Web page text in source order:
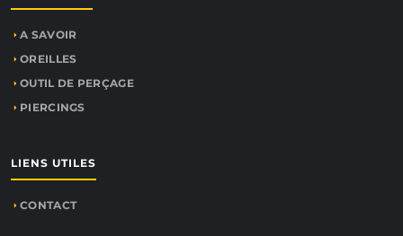
A SAVOIR
OREILLES
OUTIL DE PERÇAGE
PIERCINGS
LIENS UTILES
CONTACT